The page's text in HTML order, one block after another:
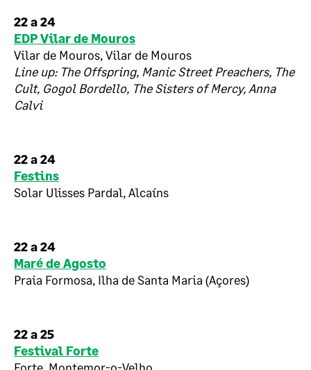
22 a 24
EDP Vilar de Mouros
Vilar de Mouros, Vilar de Mouros
Line up: The Offspring, Manic Street Preachers, The
Cult, Gogol Bordello, The Sisters of Mercy, Anna
Calvi
22 a 24
Festins
Solar Ulisses Pardal, Alcaíns
22 a 24
Maré de Agosto
Praia Formosa, Ilha de Santa Maria (Açores)
22 a 25
Festival Forte